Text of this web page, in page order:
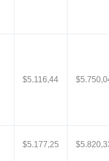
$5.116,44
$5.177,25